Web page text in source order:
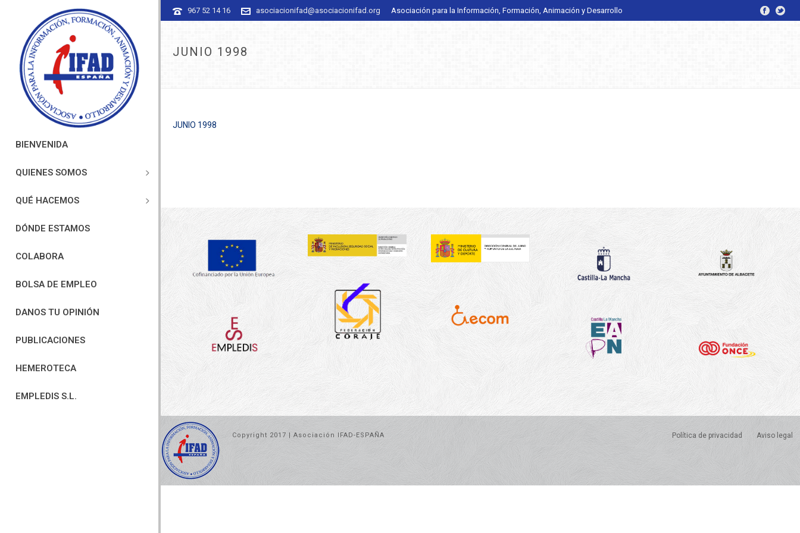
967 52 14 16 asociacionifad@asociacionifad.org Asociación para la Información, Formación, Animación y Desarrollo
BIENVENIDA
QUIENES SOMOS
QUÉ HACEMOS
DÓNDE ESTAMOS
COLABORA
BOLSA DE EMPLEO
DANOS TU OPINIÓN
PUBLICACIONES
HEMEROTECA
EMPLEDIS S.L.
JUNIO 1998
JUNIO 1998
Copyright 2017 | Asociación IFAD-ESPAÑA Política de privacidad Aviso legal